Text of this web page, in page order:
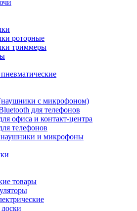
роторные
триммеры
с микрофоном)
для телефонов
офиса и контакт-центра
телефонов
и микрофоны
товары